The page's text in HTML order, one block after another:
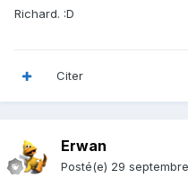
Richard. :D
Citer
Erwan
Posté(e) 29